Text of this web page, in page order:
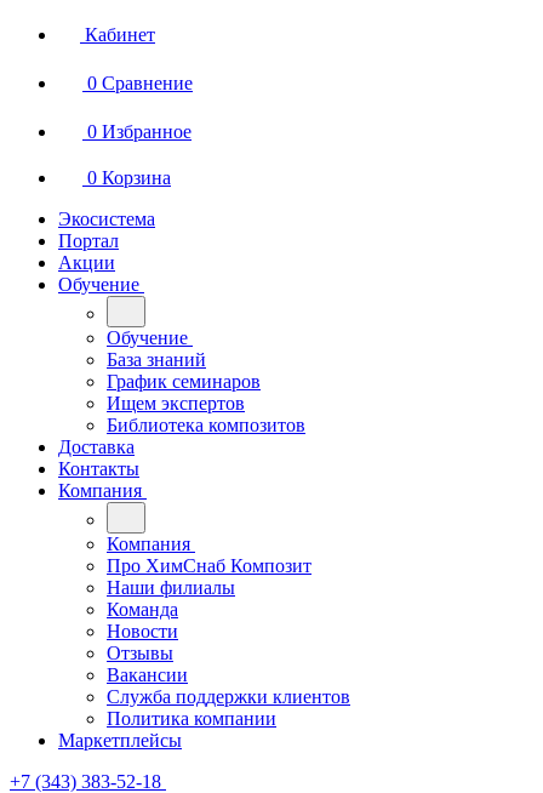
Кабинет
0 Сравнение
0 Избранное
0 Корзина
Экосистема
Портал
Акции
Обучение
Обучение
База знаний
График семинаров
Ищем экспертов
Библиотека композитов
Доставка
Контакты
Компания
Компания
Про ХимСнаб Композит
Наши филиалы
Команда
Новости
Отзывы
Вакансии
Служба поддержки клиентов
Политика компании
Маркетплейсы
+7 (343) 383-52-18